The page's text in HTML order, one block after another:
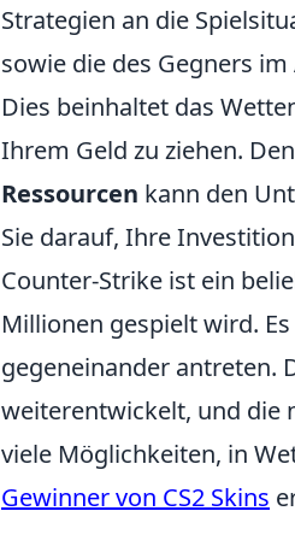
Strategien an die
sowie die des Gegners
Dies beinhaltet das
Ihrem Geld zu ziehen.
Ressourcen kann den
Sie darauf, Ihre
Counter-Strike ist ein
Millionen gespielt wird.
gegeneinander antreten.
weiterentwickelt, und die
viele Möglichkeiten, in
Gewinner von CS2 Skins